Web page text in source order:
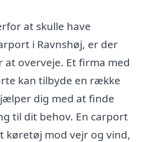
at skulle have
i Ravnshøj, er der
at overveje. Et firma med
kan tilbyde en række
dig med at finde
til dit behov. En carport
køretøj mod vejr og vind,